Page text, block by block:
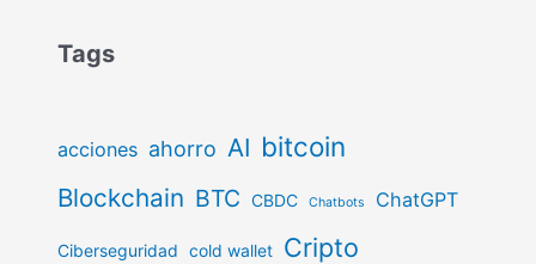
Tags
acciones ahorro AI bitcoin
Blockchain BTC CBDC Chatbots ChatGPT
Ciberseguridad cold wallet Cripto